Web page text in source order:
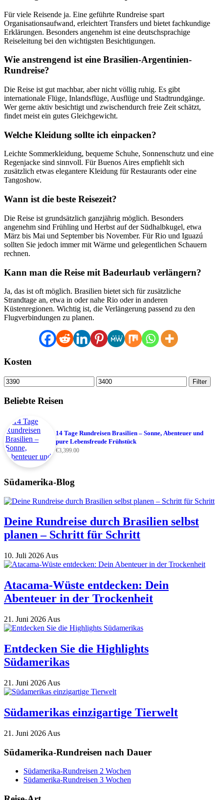
Für viele Reisende ja. Eine geführte Rundreise spart
Organisationsaufwand, erleichtert Transfers und bietet fachkundige
Erklärungen. Besonders angenehm ist eine deutschsprachige
Reiseleitung bei den wichtigsten Besichtigungen.
Wie anstrengend ist eine Brasilien-Argentinien-
Rundreise?
Die Reise ist gut machbar, aber nicht völlig ruhig. Es gibt
internationale Flüge, Inlandsflüge, Ausflüge und Stadtrundgänge.
Wer gerne aktiv besichtigt und zwischendurch freie Zeit schätzt,
findet meist ein gutes Gleichgewicht.
Welche Kleidung sollte ich einpacken?
Leichte Sommerkleidung, bequeme Schuhe, Sonnenschutz und eine
Regenjacke sind sinnvoll. Für Buenos Aires empfiehlt sich
zusätzlich etwas elegantere Kleidung für Restaurants oder eine
Tangoshow.
Wann ist die beste Reisezeit?
Die Reise ist grundsätzlich ganzjährig möglich. Besonders
angenehm sind Frühling und Herbst auf der Südhalbkugel, etwa
März bis Mai und September bis November. Für Rio und Iguazú
sollten Sie jedoch immer mit Wärme und gelegentlichen Schauern
rechnen.
Kann man die Reise mit Badeurlaub verlängern?
Ja, das ist oft möglich. Brasilien bietet sich für zusätzliche
Strandtage an, etwa in oder nahe Rio oder in anderen
Küstenregionen. Wichtig ist, die Verlängerung passend zu den
Flugverbindungen zu planen.
Kosten
Min.
Preis
Max.
Preis
Filter
Beliebte Reisen
14 Tage Rundreisen Brasilien – Sonne, Abenteuer und
pure Lebensfreude Frühstück
€3,399.00
Südamerika-Blog
Deine Rundreise durch Brasilien selbst
planen – Schritt für Schritt
10. Juli 2026 Aus
Atacama-Wüste entdecken: Dein
Abenteuer in der Trockenheit
21. Juni 2026 Aus
Entdecken Sie die Highlights
Südamerikas
21. Juni 2026 Aus
Südamerikas einzigartige Tierwelt
21. Juni 2026 Aus
Südamerika-Rundreisen nach Dauer
Südamerika-Rundreisen 2 Wochen
Südamerika-Rundreisen 3 Wochen